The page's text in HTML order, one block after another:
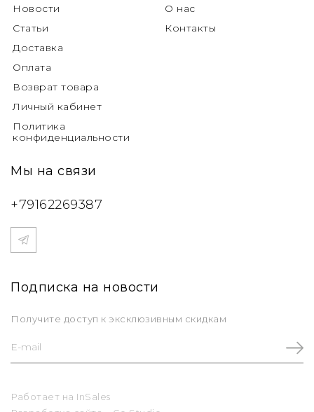
Новости
Статьи
Доставка
Оплата
Возврат товара
Личный кабинет
Политика
конфиденциальности
О нас
Контакты
Мы на связи
+79162269387
Подписка на новости
Получите доступ к эксклюзивным скидкам
Работает на InSales